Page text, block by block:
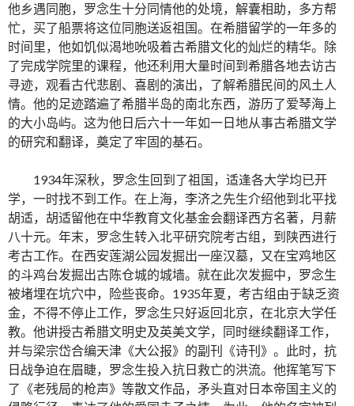
他乡遇同胞，罗念生十分同情他的处境，解囊相助，多方帮
忙，买了船票将这位同胞送返祖国。在希腊留学的一年多的
时间里，他如饥似渴地吮吸着古希腊文化的灿烂的精华。除
了完成学院里的课程，他还利用大量时间到希腊各地去访古
寻迹，观看古代悲剧、喜剧的演出，了解希腊民间的风土人
情。他的足迹踏遍了希腊半岛的南北东西，游历了爱琴海上
的大小岛屿。这为他日后六十一年如一日地从事古希腊文学
的研究和翻译，奠定了牢固的基石。
1934年深秋，罗念生回到了祖国，适逢各大学均已开
学，一时找不到工作。在上海，李济之先生介绍他到北平找
胡适，胡适留他在中华教育文化基金会翻译西方名著，月薪
八十元。年末，罗念生转入北平研究院考古组，到陕西进行
考古工作。在西安莲湖公园发掘出一座汉墓，又在宝鸡地区
的斗鸡台发掘出古陈仓城的城墙。就在此次发掘中，罗念生
被堵埋在坑穴中，险些丧命。1935年夏，考古组由于缺乏资
金，不得不停止工作，罗念生只好返回北京，在北京大学任
教。他讲授古希腊文明史及英美文学，同时继续翻译工作，
并与梁宗岱合编天津《大公报》的副刊《诗刊》。此时，抗
日战争迫在眉睫，罗念生投入抗日救亡的洪流。他挥笔写下
了《老残局的枪声》等散文作品，矛头直对日本帝国主义的